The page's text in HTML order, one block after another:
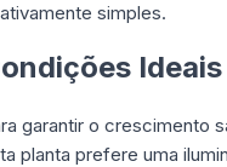
simples.
Ideais
garantir o crescimento
planta prefere uma